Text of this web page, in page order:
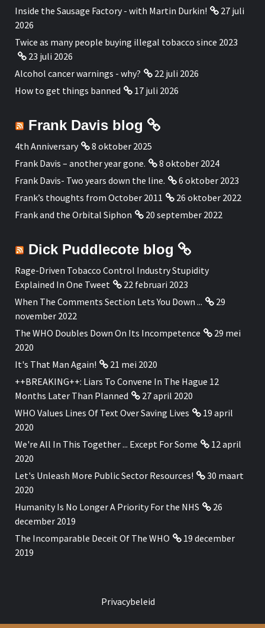
Inside the Sausage Factory - with Martin Durkin!
27 juli
2026
Twice as many people buying illegal tobacco since 2023
23 juli 2026
Alcohol cancer warnings - why?
22 juli 2026
How to get things banned
17 juli 2026
Frank Davis blog
4th Anniversary
8 oktober 2025
Frank Davis – another year gone.
8 oktober 2024
Frank Davis- Two years down the line.
6 oktober 2023
Frank’s thoughts from October 2011
26 oktober 2022
Frank and the Orbital Siphon
20 september 2022
Dick Puddlecote blog
Rage-Driven Tobacco Control Industry Stupidity
Explained In One Tweet
22 februari 2023
When The Comments Section Lets You Down ...
29
november 2022
The WHO Doubles Down On Its Incompetence
29 mei
2020
It's That Man Again!
21 mei 2020
++BREAKING++: Liars To Convene In The Hague 12
Months Later Than Planned
27 april 2020
WHO Values Lines Of Text Over Saving Lives
19 april
2020
We're All In This Together ... Except For Some
12 april
2020
Let's Unleash More Public Sector Resources!
30 maart
2020
Humanity Is No Longer A Priority For the NHS
26
december 2019
The Incomparable Deceit Of The WHO
19 december
2019
Privacybeleid